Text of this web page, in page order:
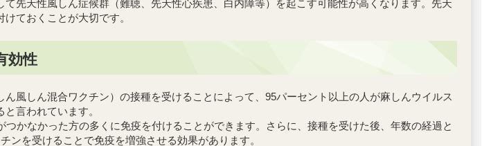
先天性風しん症候群（難聴、先天性心疾患、白内障等）を起こす可能性が高くなります。先天
ておくことが大切です。
効性
風しん混合ワクチン）の接種を受けることによって、95パーセント以上の人が麻しんウイルス
言われています。
かなかった方の多くに免疫を付けることができます。さらに、接種を受けた後、年数の経過と
ンを受けることで免疫を増強させる効果があります。